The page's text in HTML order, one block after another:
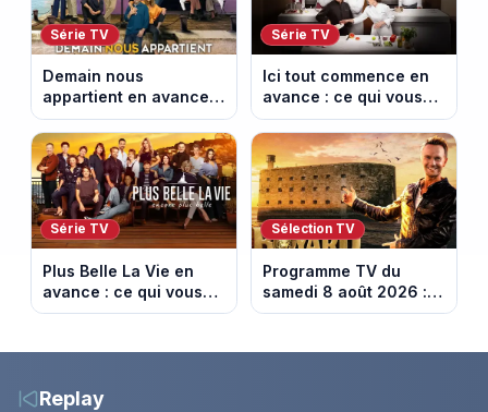
Série TV
Demain nous
appartient en avance :
ce qui vous attend la
semaine du 10 au 14
août 2026 (spoiler)
Série TV
Ici tout commence en
avance : ce qui vous
attend la semaine du
10 au 14 août 2026
(spoiler)
Série TV
Plus Belle La Vie en
avance : ce qui vous
attend la semaine du
(spoiler)
Sélection TV
Programme TV du
samedi 8 août 2026 :
notre sélection pour
Replay